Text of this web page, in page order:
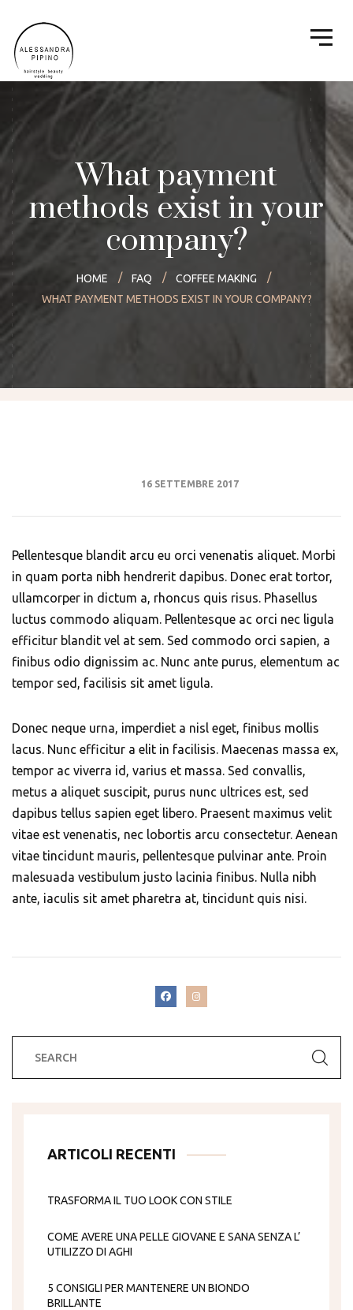
What payment
methods exist in your
company?
HOME FAQ
COFFEE MAKING
WHAT PAYMENT METHODS EXIST IN YOUR COMPANY?
16 SETTEMBRE 2017
Pellentesque blandit arcu eu orci venenatis aliquet. Morbi
in quam porta nibh hendrerit dapibus. Donec erat tortor,
ullamcorper in dictum a, rhoncus quis risus. Phasellus
luctus commodo aliquam. Pellentesque ac orci nec ligula
efficitur blandit vel at sem. Sed commodo orci sapien, a
finibus odio dignissim ac. Nunc ante purus, elementum ac
tempor sed, facilisis sit amet ligula.
Donec neque urna, imperdiet a nisl eget, finibus mollis
lacus. Nunc efficitur a elit in facilisis. Maecenas massa ex,
tempor ac viverra id, varius et massa. Sed convallis,
metus a aliquet suscipit, purus nunc ultrices est, sed
dapibus tellus sapien eget libero. Praesent maximus velit
vitae est venenatis, nec lobortis arcu consectetur. Aenean
vitae tincidunt mauris, pellentesque pulvinar ante. Proin
malesuada vestibulum justo lacinia finibus. Nulla nibh
ante, iaculis sit amet pharetra at, tincidunt quis nisi.
ARTICOLI RECENTI
TRASFORMA IL TUO LOOK CON STILE
COME AVERE UNA PELLE GIOVANE E SANA SENZA L’
UTILIZZO DI AGHI
5 CONSIGLI PER MANTENERE UN BIONDO
BRILLANTE